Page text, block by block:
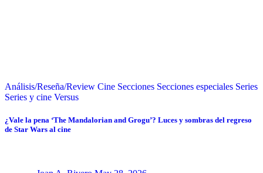
Análisis/Reseña/Review Cine Secciones Secciones especiales Series
Series y cine Versus
¿Vale la pena ‘The Mandalorian and Grogu’? Luces y sombras del regreso
de Star Wars al cine